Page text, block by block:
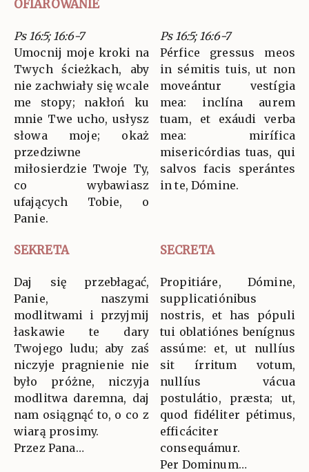
OFIAROWANIE
Ps 16:5; 16:6-7
Umocnij moje kroki na
Twych ścieżkach, aby
nie zachwiały się wcale
me stopy; nakłoń ku
mnie Twe ucho, usłysz
słowa moje; okaż
przedziwne
miłosierdzie Twoje Ty,
co wybawiasz
ufających Tobie, o
Panie.
Ps 16:5; 16:6-7
Pérfice gressus meos
in sémitis tuis, ut non
moveántur vestígia
mea: inclína aurem
tuam, et exáudi verba
mea: mirífica
misericórdias tuas, qui
salvos facis sperántes
in te, Dómine.
SEKRETA SECRETA
Daj się przebłagać,
Panie, naszymi
modlitwami i przyjmij
łaskawie te dary
Twojego ludu; aby zaś
niczyje pragnienie nie
było próżne, niczyja
modlitwa daremna, daj
nam osiągnąć to, o co z
wiarą prosimy.
Przez Pana…
Propitiáre, Dómine,
supplicatiónibus
nostris, et has pópuli
tui oblatiónes benígnus
assúme: et, ut nullíus
sit írritum votum,
nullíus vácua
postulátio, præsta; ut,
quod fidéliter pétimus,
efficáciter
consequámur.
Per Dominum…